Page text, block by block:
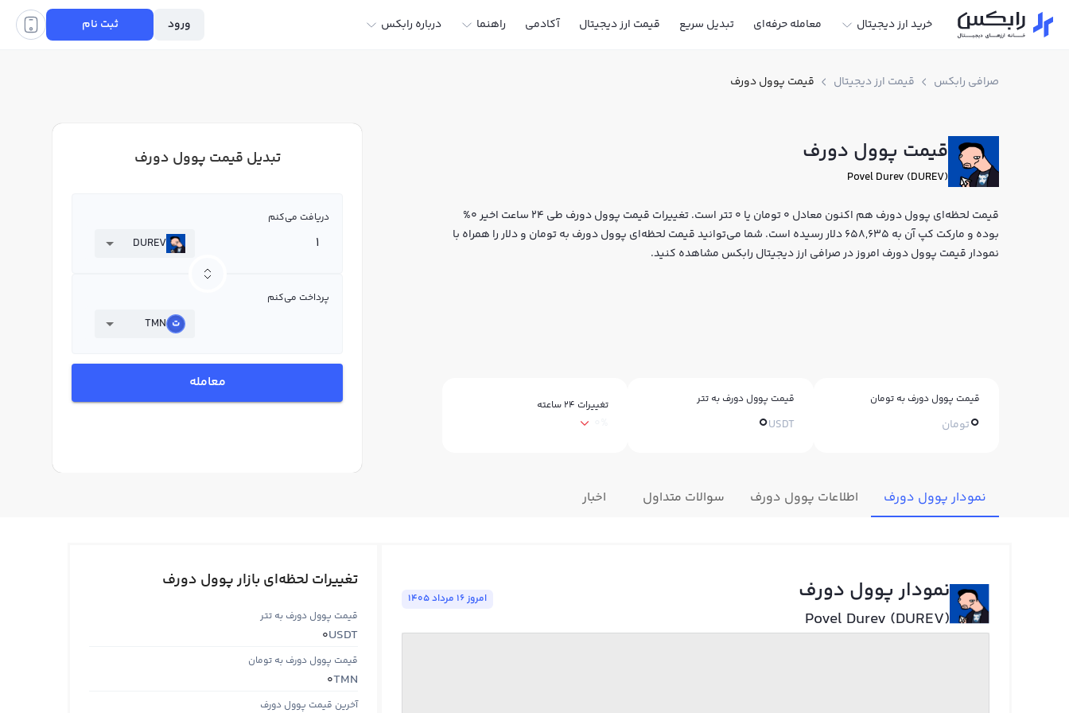
خرید ارز دیجیتال معامله حرفه‌ای تبدیل سریع قیمت ارز دیجیتال آکادمی راهنما درباره رابکس ورود ثبت نام
صرافی رابکس قیمت ارز دیجیتال قیمت پوول دورف
قیمت پوول دورف
Povel Durev (DUREV)
قیمت لحظه‌ای پوول دورف هم اکنون معادل 0 تومان یا 0 تتر است. تغییرات قیمت پوول دورف طی 24 ساعت اخیر 0%
بوده و مارکت کپ آن به 658,635 دلار رسیده است. شما می‌توانید قیمت لحظه‌ای پوول دورف به تومان و دلار را همراه با
نمودار قیمت پوول دورف امروز در صرافی ارز دیجیتال رابکس مشاهده کنید.
قیمت پوول دورف به تومان
0تومان
قیمت پوول دورف به تتر
0USDT
تغییرات ۲۴ ساعته
تبدیل قیمت پوول دورف
دریافت می‌کنم
DUREV
پرداخت می‌کنم
TMN
معامله
نمودار پوول دورف اطلاعات پوول دورف سوالات متداول اخبار
نمودار پوول دورف
Povel Durev (DUREV)
امروز ١٦ مرداد ١٤٠٥
تغییرات لحظه‌ای بازار پوول دورف
قیمت پوول دورف به تتر
USDT
0
قیمت پوول دورف به تومان
TMN
0
آخرین قیمت پوول دورف